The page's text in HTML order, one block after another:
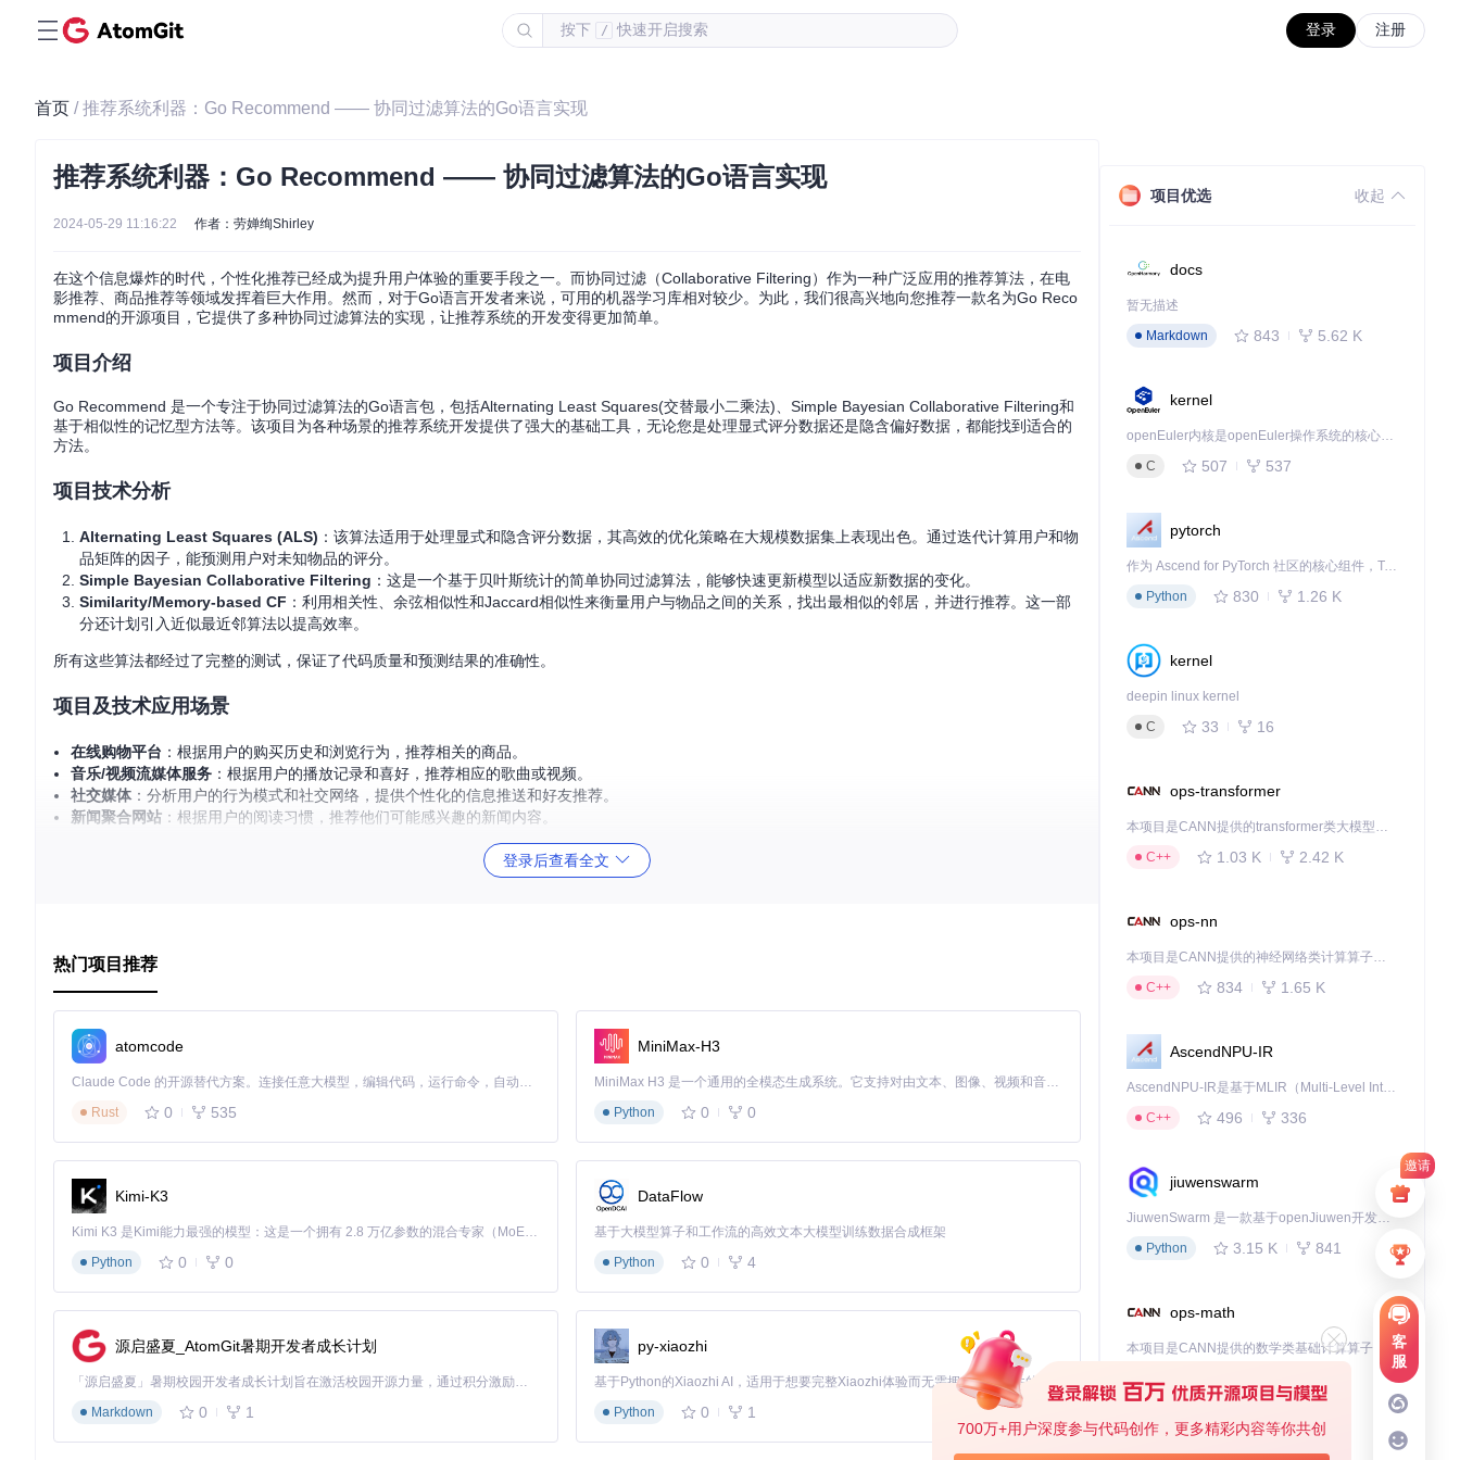
按下 / 快速开启搜索 登录 注册
邀请
客
服
700万+用户深度参与代码创作，更多精彩内容等你共创
首页 / 推荐系统利器：Go Recommend —— 协同过滤算法的Go语言实现
推荐系统利器：Go Recommend —— 协同过滤算法的Go语言实现
2024-05-29 11:16:22 作者：劳婵绚Shirley
在这个信息爆炸的时代，个性化推荐已经成为提升用户体验的重要手段之一。而协同过滤（Collaborative Filtering）作为一种广泛应用的推荐算法，在电
影推荐、商品推荐等领域发挥着巨大作用。然而，对于Go语言开发者来说，可用的机器学习库相对较少。为此，我们很高兴地向您推荐一款名为Go Reco
mmend的开源项目，它提供了多种协同过滤算法的实现，让推荐系统的开发变得更加简单。
项目介绍
Go Recommend 是一个专注于协同过滤算法的Go语言包，包括Alternating Least Squares(交替最小二乘法)、Simple Bayesian Collaborative Filtering和
基于相似性的记忆型方法等。该项目为各种场景的推荐系统开发提供了强大的基础工具，无论您是处理显式评分数据还是隐含偏好数据，都能找到适合的
方法。
项目技术分析
Alternating Least Squares (ALS) ：该算法适用于处理显式和隐含评分数据，其高效的优化策略在大规模数据集上表现出色。通过迭代计算用户和物
品矩阵的因子，能预测用户对未知物品的评分。
Simple Bayesian Collaborative Filtering ：这是一个基于贝叶斯统计的简单协同过滤算法，能够快速更新模型以适应新数据的变化。
Similarity/Memory-based CF ：利用相关性、余弦相似性和Jaccard相似性来衡量用户与物品之间的关系，找出最相似的邻居，并进行推荐。这一部
分还计划引入近似最近邻算法以提高效率。
所有这些算法都经过了完整的测试，保证了代码质量和预测结果的准确性。
项目及技术应用场景
在线购物平台 ：根据用户的购买历史和浏览行为，推荐相关的商品。
音乐/视频流媒体服务 ：根据用户的播放记录和喜好，推荐相应的歌曲或视频。
社交媒体 ：分析用户的行为模式和社交网络，提供个性化的信息推送和好友推荐。
新闻聚合网站 ：根据用户的阅读习惯，推荐他们可能感兴趣的新闻内容。
多样化算法：覆盖了从基础到高级的各种协同过滤算法，满足不同需求。
良好的文档和支持
如果您正在寻找一种强大的推荐系统解决方案，Go Recommend无疑是您的理想选择。无论是初学者还是经验丰富的开发者，都可以从这个项目中受益匪
浅。立即加入，体验Go Recommend带给你的便捷与高效吧！
登录后查看全文
热门项目推荐
atomcode
Claude Code 的开源替代方案。连接任意大模型，编辑代码，运行命令，自动验证 — 全自动执行。用 Rust 构建，极致性能。 ｜ An open-source alternative to Claude Code. Connect any LLM, edit code, run commands, and verify changes — autonomously. Built in Rust for speed. Get Started
Rust
0 535
MiniMax-H3
MiniMax H3 是一个通用的全模态生成系统。它支持对由文本、图像、视频和音频组成的多模态上下文进行统一理解，并能生成分辨率高达 2K、时长可达 15 秒的带原生立体声音频的视频。得益于面向任务泛化的系统设计，H3 在预训练阶段就已具备广泛的多模态上下文理解与生成能力，能够出色地执行复杂的多模态指令。
Python
0 0
Kimi-K3
Kimi K3 是Kimi能力最强的模型：这是一个拥有 2.8 万亿参数的混合专家（MoE）模型，具备原生视觉理解能力，并支持 100 万 token 的上下文窗口。
Python
0 0
DataFlow
基于大模型算子和工作流的高效文本大模型训练数据合成框架
Python
0 4
源启盛夏_AtomGit暑期开发者成长计划
「源启盛夏」暑期校园开发者成长计划旨在激活校园开源力量，通过积分激励、认证扶持、资源倾斜等形式，引导高校组织和开发者完成「入驻 — 建项目 — 做贡献 — 获认证 — 得资源」的完整闭环。无论你是想带领社团入驻平台的组织者，还是希望用代码贡献证明自己的开发者，都能在这里找到属于你的成长路径。
Markdown
0 1
py-xiaozhi
基于Python的Xiaozhi AI，适用于想要完整Xiaozhi体验而无需拥有专用硬件的用户。
Python
0 1
项目优选 收起
docs
暂无描述
Markdown
843 5.62 K
kernel
openEuler内核是openEuler操作系统的核心，既是系统性能与稳定性的基石，也是连接处理器、设备与服务的桥梁。
C
507 537
pytorch
作为 Ascend for PyTorch 社区的核心组件，TorchNPU 是昇腾专为 PyTorch 打造的深度学习适配插件，使 PyTorch 框架能够直接调用昇腾 NPU，为开发者提供昇腾 AI 处理器的超强算力。
Python
830 1.26 K
kernel
deepin linux kernel
C
33 16
ops-transformer
本项目是CANN提供的transformer类大模型算子库，实现网络在NPU上加速计算。
C++
1.03 K 2.42 K
ops-nn
本项目是CANN提供的神经网络类计算算子库，实现网络在NPU上加速计算。
C++
834 1.65 K
AscendNPU-IR
AscendNPU-IR是基于MLIR（Multi-Level Intermediate Representation）构建的，面向昇腾亲和算子编译时使用的中间表示，提供昇腾完备表达能力，通过编译优化提升昇腾AI处理器计算效率，支持通过生态框架使能昇腾AI处理器与深度调优
C++
496 336
jiuwenswarm
JiuwenSwarm 是一款基于openJiuwen开发的智能AI Agent，它能够将大语言模型的强大能力，通过你日常使用的各类通讯应用，直接延伸至你的指尖。
Python
3.15 K 841
ops-math
C++
deveco-code